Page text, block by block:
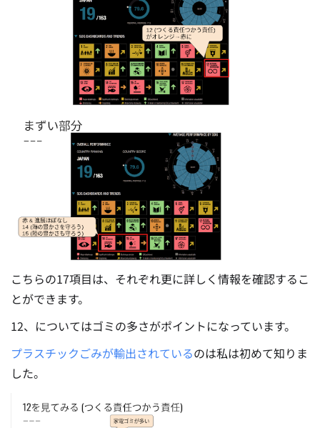
こちらの17項目は、それぞれ更に詳しく情報を確認するこ
とができます。
12、についてはゴミの多さがポイントになっています。
プラスチックごみが輸出されているのは私は初めて知りま
した。